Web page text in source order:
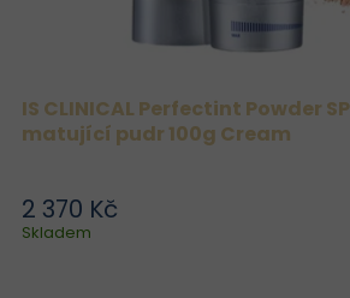
IS CLINICAL Perfectint Powder
matující pudr 100g Cream
2 370 Kč
Skladem